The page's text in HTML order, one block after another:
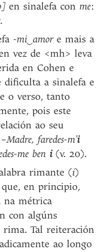
en sinalefa conme:
.
-mi‿amore mais a
vez de <mh> leva
en Cohen e
dificulta a sinalefa e
o verso, tanto
pois este
ao seu
–Madre, faredes-m’i
me beni(v. 20).
rimante (i)
que, en principio,
na métrica
con algúns
Tal reiteración
ao longo